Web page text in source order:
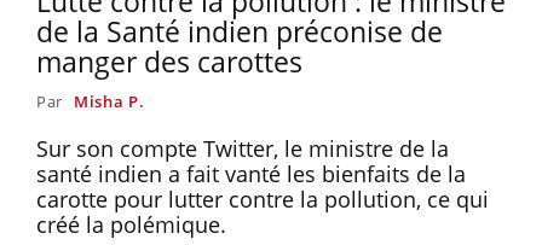
de la Santé indien préconise de
manger des carottes
Par Misha P.
Sur son compte Twitter, le ministre de la
santé indien a fait vanté les bienfaits de la
carotte pour lutter contre la pollution, ce qui
créé la polémique.